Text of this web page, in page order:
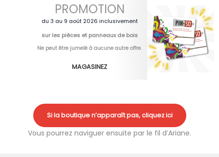
PROMOTION
du 3 au 9 août 2026 inclusivement
sur les pièces et panneaux de bois
Ne peut être jumelé à aucune autre offre.
MAGASINEZ
Si la boutique n’apparaît pas, cliquez ici
Vous pourrez naviguer ensuite par le fil d’Ariane.